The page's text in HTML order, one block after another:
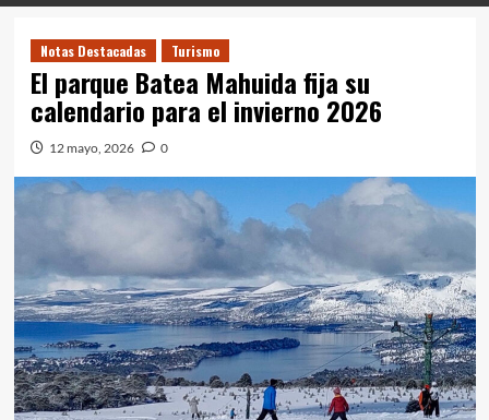
Notas Destacadas Turismo
El parque Batea Mahuida fija su
calendario para el invierno 2026
12 mayo, 2026 0